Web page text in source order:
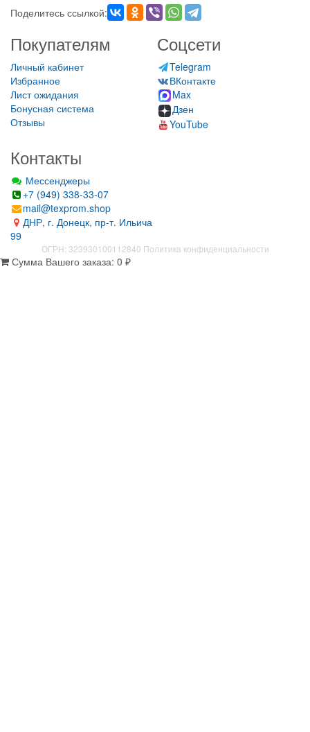
Поделитесь ссылкой:
Покупателям
Личный кабинет
Избранное
Лист ожидания
Бонусная система
Отзывы
Соцсети
Telegram
ВКонтакте
Max
Дзен
YouTube
Контакты
Мессенджеры
+7 (949) 338-33-07
mail@texprom.shop
ДНР, г. Донецк, пр-т. Ильича
99
ОГРН: 323930100112840 Политика конфиденциальности
Сумма Вашего заказа: 0 ₽